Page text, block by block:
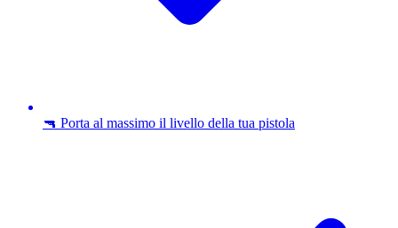
🔫 Porta al massimo il livello della tua pistola